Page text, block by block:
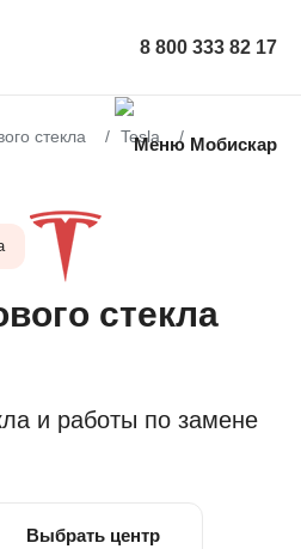
8 800 333 82 17
стекла
Tesla
стекла
и работы по замене
Выбрать центр